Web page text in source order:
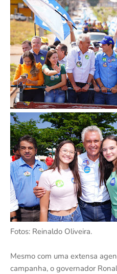
Fotos: Reinaldo Oliveira.
Mesmo com uma extensa
campanha, o governador